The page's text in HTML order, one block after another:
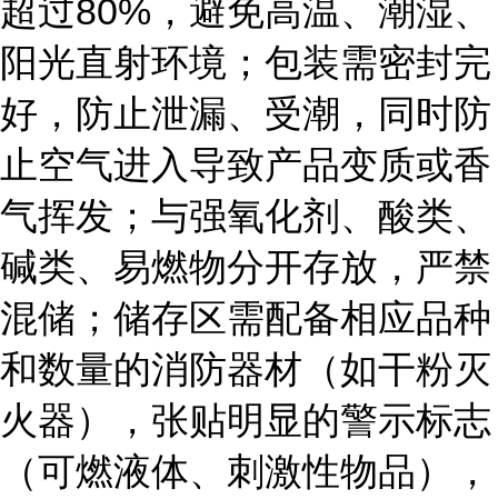
超过80%，避免高温、潮湿、
阳光直射环境；包装需密封完
好，防止泄漏、受潮，同时防
止空气进入导致产品变质或香
气挥发；与强氧化剂、酸类、
碱类、易燃物分开存放，严禁
混储；储存区需配备相应品种
和数量的消防器材（如干粉灭
火器），张贴明显的警示标志
（可燃液体、刺激性物品），